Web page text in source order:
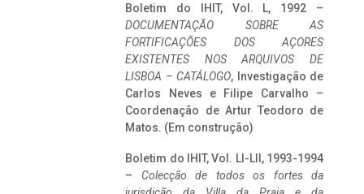
Boletim do IHIT, Vol. L, 1992 –
DOCUMENTAÇÃO SOBRE AS
FORTIFICAÇÕES DOS AÇORES
EXISTENTES NOS ARQUIVOS DE
LISBOA – CATÁLOGO, Investigação de
Carlos Neves e Filipe Carvalho –
Coordenação de Artur Teodoro de
Matos. (Em construção)
Boletim do IHIT, Vol. LI-LII, 1993-1994
– Colecção de todos os fortes da